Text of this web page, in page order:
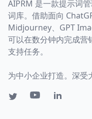
AIPRM 是一款提示词
词库。借助面向
Midjourney、GPT
可以在数分钟内完成营
支持任务。
为中小企业打造。深受